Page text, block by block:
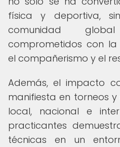
física y deportiva,
comunidad
comprometidos con la
el compañerismo y el
Además, el impacto
manifiesta en torneos
local, nacional e
practicantes
técnicas en un